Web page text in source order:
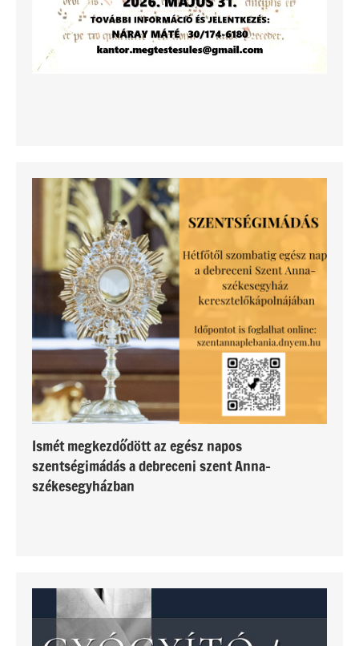
Ismét megkezdődött az egész napos
szentségimádás a debreceni szent Anna-
székesegyházban